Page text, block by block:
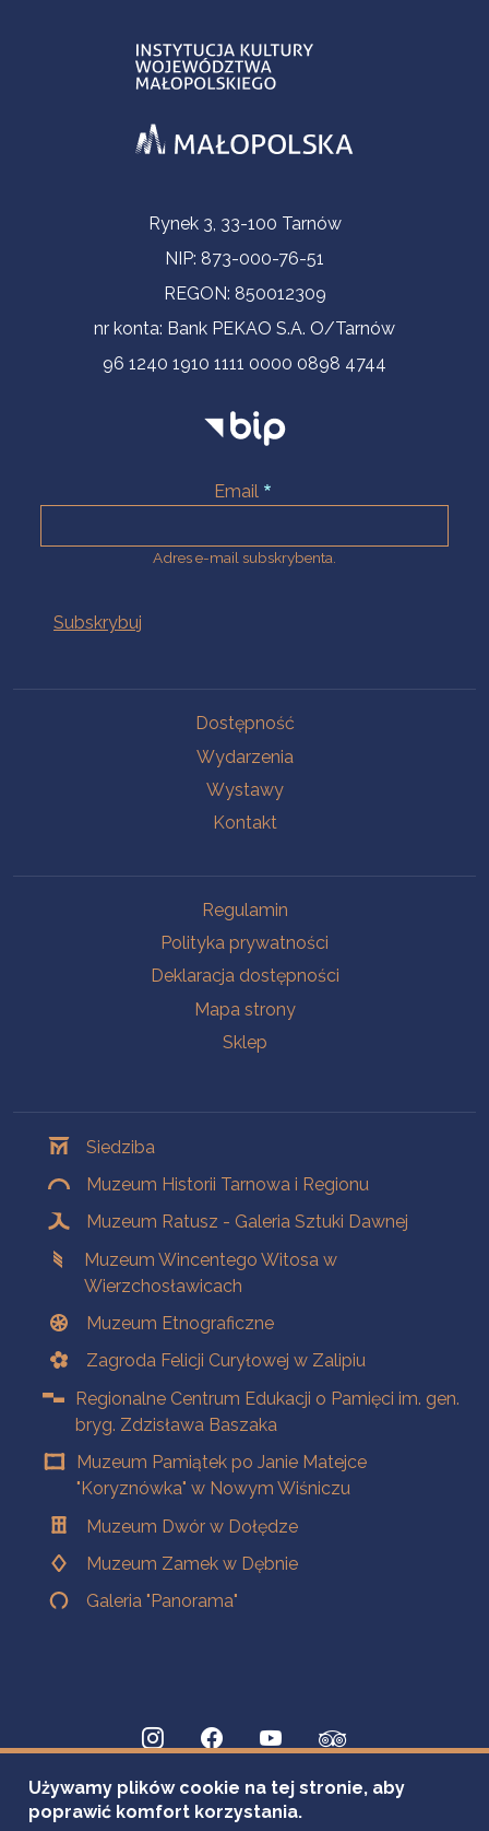
Informacje kontaktoweRynek 3, 33-100 Tarnów
NIP: 873-000-76-51
REGON: 850012309
nr konta: Bank PEKAO S.A. O/Tarnów
96 1240 1910 1111 0000 0898 4744
Email
Adres e-mail subskrybenta.
Dostępność
Wydarzenia
Wystawy
Kontakt
Regulamin
Polityka prywatności
Deklaracja dostępności
Mapa strony
Sklep
Siedziba
Muzeum Historii Tarnowa i Regionu
Muzeum Ratusz - Galeria Sztuki Dawnej
Muzeum Wincentego Witosa w
Wierzchosławicach
Muzeum Etnograficzne
Zagroda Felicji Curyłowej w Zalipiu
Regionalne Centrum Edukacji o Pamięci im. gen.
bryg. Zdzisława Baszaka
Muzeum Pamiątek po Janie Matejce
"Koryznówka" w Nowym Wiśniczu
Muzeum Dwór w Dołędze
Muzeum Zamek w Dębnie
Galeria "Panorama"
Używamy plików cookie na tej stronie, aby
poprawić komfort korzystania.